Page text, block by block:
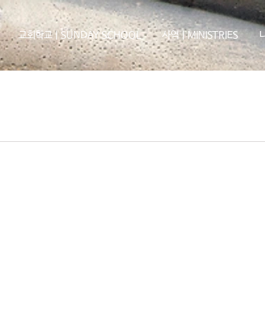
교회학교ㅣSUNDAY SCHOOL 사역ㅣMINISTRIES